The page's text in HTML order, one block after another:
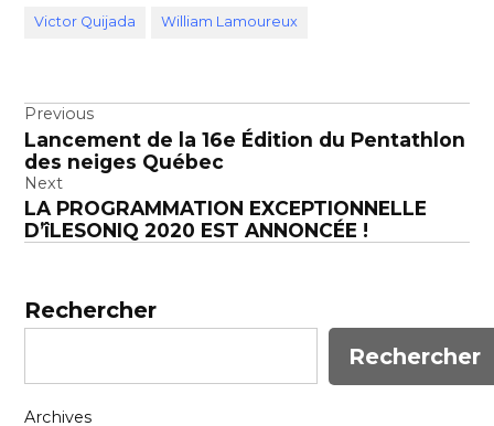
Victor Quijada William Lamoureux
Navigation
de
l’article
Previous
Lancement de la 16e Édition du Pentathlon
des neiges Québec
Next
LA PROGRAMMATION EXCEPTIONNELLE
D’îLESONIQ 2020 EST ANNONCÉE !
Rechercher
Rechercher
Archives